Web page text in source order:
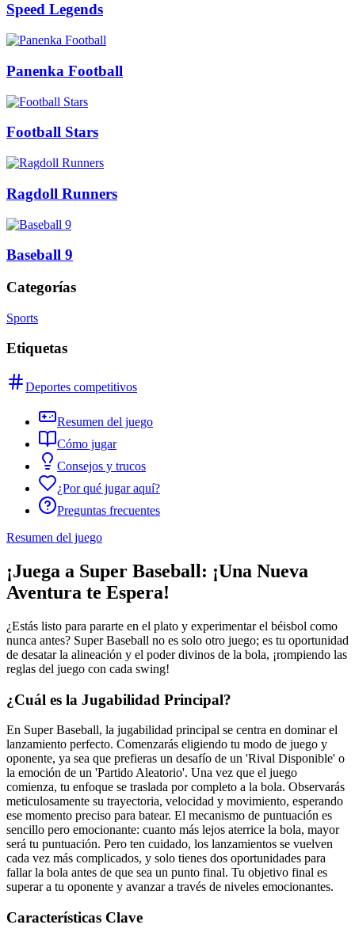
Speed Legends
Panenka Football
Football Stars
Ragdoll Runners
Baseball 9
Categorías
Sports
Etiquetas
Deportes competitivos
Resumen del juego
Cómo jugar
Consejos y trucos
¿Por qué jugar aquí?
Preguntas frecuentes
Resumen del juego
¡Juega a Super Baseball: ¡Una Nueva
Aventura te Espera!
¿Estás listo para pararte en el plato y experimentar el béisbol como
nunca antes? Super Baseball no es solo otro juego; es tu oportunidad
de desatar la alineación y el poder divinos de la bola, ¡rompiendo las
reglas del juego con cada swing!
¿Cuál es la Jugabilidad Principal?
En Super Baseball, la jugabilidad principal se centra en dominar el
lanzamiento perfecto. Comenzarás eligiendo tu modo de juego y
oponente, ya sea que prefieras un desafío de un 'Rival Disponible' o
la emoción de un 'Partido Aleatorio'. Una vez que el juego
comienza, tu enfoque se traslada por completo a la bola. Observarás
meticulosamente su trayectoria, velocidad y movimiento, esperando
ese momento preciso para batear. El mecanismo de puntuación es
sencillo pero emocionante: cuanto más lejos aterrice la bola, mayor
será tu puntuación. Pero ten cuidado, los lanzamientos se vuelven
cada vez más complicados, y solo tienes dos oportunidades para
fallar la bola antes de que sea un punto final. Tu objetivo final es
superar a tu oponente y avanzar a través de niveles emocionantes.
Características Clave